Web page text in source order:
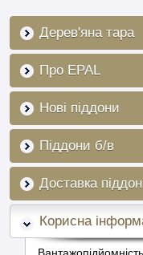
Дерев'яна тара
Про EPAL
Нові піддони
Піддони б/в
Доставка
Корисна